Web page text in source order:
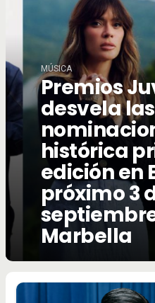
MÚSICA
Premios
desvela las
histórica
edición en
próximo 3
Marbella